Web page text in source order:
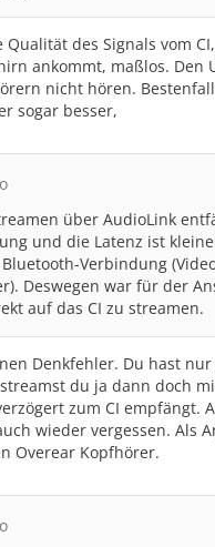
des Signals vom
ankommt, maßlos. Den
nicht hören.
sogar besser,
über AudioLink
und die Latenz ist
Verbindung
Deswegen war für der
auf das CI zu streamen.
Denkfehler. Du hast nur
du ja dann doch
zum CI empfängt.
wieder vergessen. Als
Overear Kopfhörer.